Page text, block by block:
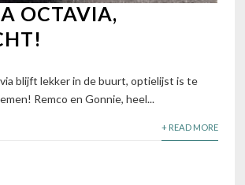
OCTAVIA,
blijft lekker in de buurt, optielijst is te
Remco en Gonnie, heel...
+ READ MORE